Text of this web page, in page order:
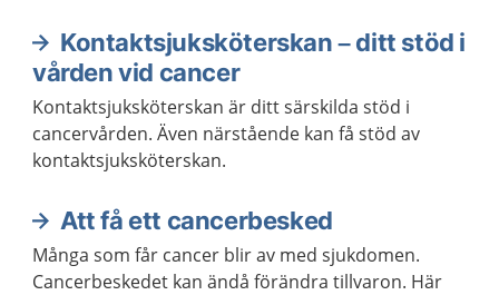
Aktuella artiklar
Kontaktsjuksköterskan – ditt stöd i
vården vid cancer
Kontaktsjuksköterskan är ditt särskilda stöd i
cancervården. Även närstående kan få stöd av
kontaktsjuksköterskan.
Att få ett cancerbesked
Många som får cancer blir av med sjukdomen.
Cancerbeskedet kan ändå förändra tillvaron. Här